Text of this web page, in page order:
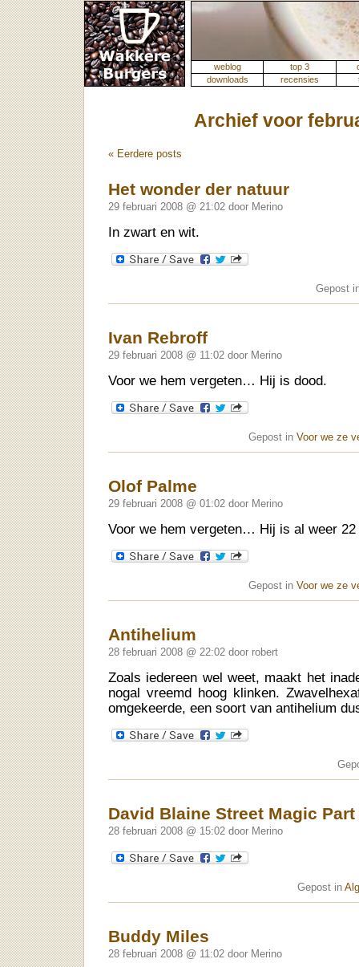
weblog top 3
downloads
recensies
Archief voor
« Eerdere posts
Het wonder der natuur
29 februari 2008 @ 21:02 door Merino
In zwart en wit.
Gepost
Ivan Rebroff
29 februari 2008 @ 11:02 door Merino
Voor we hem vergeten… Hij is dood.
Gepost in Voor we ze
Olof Palme
29 februari 2008 @ 01:02 door Merino
Voor we hem vergeten… Hij is al weer 22
Gepost in Voor we ze
Antihelium
28 februari 2008 @ 22:02 door robert
Zoals iedereen wel weet, maakt het
nogal vreemd hoog klinken.
omgekeerde, een soort van antihelium
David Blaine Street Magic Part
28 februari 2008 @ 15:02 door Merino
Gepost in
Buddy Miles
28 februari 2008 @ 11:02 door Merino